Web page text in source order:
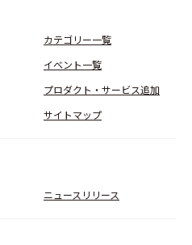
カテゴリー一覧
イベント一覧
プロダクト・サービス追加
サイトマップ
ニュースリリース